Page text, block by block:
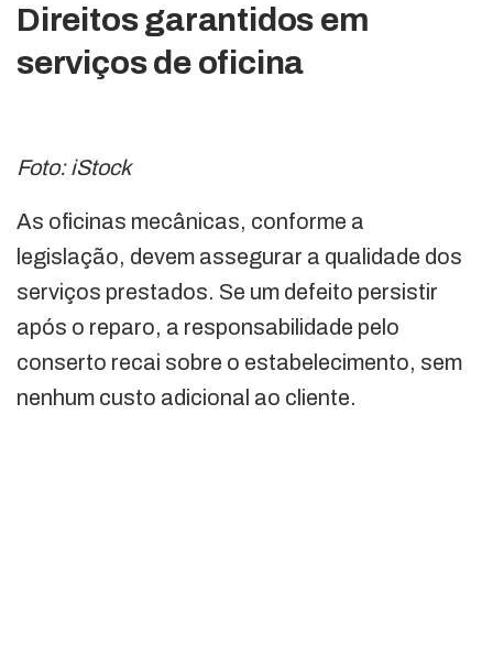
Direitos garantidos em
serviços de oficina
Foto: iStock
As oficinas mecânicas, conforme a
legislação, devem assegurar a qualidade dos
serviços prestados. Se um defeito persistir
após o reparo, a responsabilidade pelo
conserto recai sobre o estabelecimento, sem
nenhum custo adicional ao cliente.